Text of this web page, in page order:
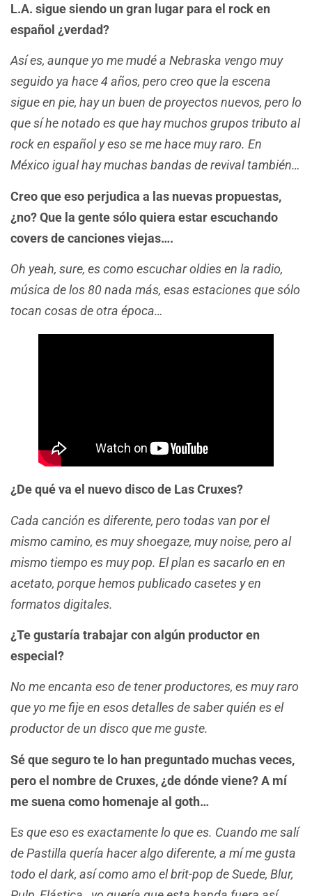
L.A. sigue siendo un gran lugar para el rock en
español ¿verdad?
Así es, aunque yo me mudé a Nebraska vengo muy
seguido ya hace 4 años, pero creo que la escena
sigue en pie, hay un buen de proyectos nuevos, pero lo
que sí he notado es que hay muchos grupos tributo al
rock en español y eso se me hace muy raro. En
México igual hay muchas bandas de revival también…
Creo que eso perjudica a las nuevas propuestas,
¿no? Que la gente sólo quiera estar escuchando
covers de canciones viejas….
Oh yeah, sure, es como escuchar oldies en la radio,
música de los 80 nada más, esas estaciones que sólo
tocan cosas de otra época…
¿De qué va el nuevo disco de Las Cruxes?
Cada canción es diferente, pero todas van por el
mismo camino, es muy shoegaze, muy noise, pero al
mismo tiempo es muy pop. El plan es sacarlo en en
acetato, porque hemos publicado casetes y en
formatos digitales.
¿Te gustaría trabajar con algún productor en
especial?
No me encanta eso de tener productores, es muy raro
que yo me fije en esos detalles de saber quién es el
productor de un disco que me guste.
Sé que seguro te lo han preguntado muchas veces,
pero el nombre de Cruxes, ¿de dónde viene? A mí
me suena como homenaje al goth…
Es que eso es exactamente lo que es. Cuando me salí
de Pastilla quería hacer algo diferente, a mí me gusta
todo el dark, así como amo el brit-pop de Suede, Blur,